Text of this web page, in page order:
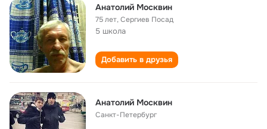
Анатолий Москвин
75 лет,Сергиев Посад
5 школа
Добавить в друзья
Анатолий Москвин
Санкт-Петербург